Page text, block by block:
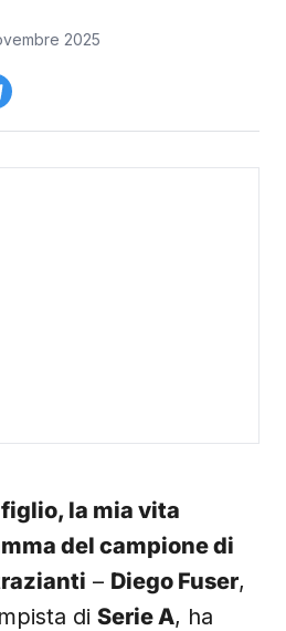
2025
la mia vita
del campione di
– Diego Fuser,
di Serie A, ha